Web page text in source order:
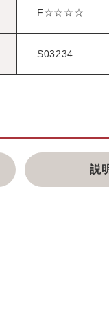
F☆☆☆☆
S03234
説